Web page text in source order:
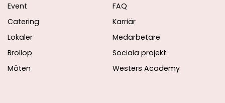
Event
Catering
Lokaler
Bröllop
Möten
FAQ
Karriär
Medarbetare
Sociala projekt
Westers Academy